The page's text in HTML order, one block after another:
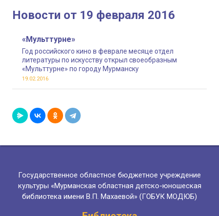
Новости от 19 февраля 2016
«Мульттурне»
Год российского кино в феврале месяце отдел
литературы по искусству открыл своеобразным
«Мульттурне» по городу Мурманску
19.02.2016
Государственное областное бюджетное учреждение
культуры «Мурманская областная детско-юношеская
библиотека имени В.П. Махаевой» (ГОБУК МОДЮБ)